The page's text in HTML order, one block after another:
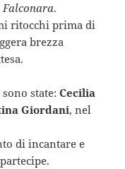
.
ritocchi prima di
brezza
sono state:Cecilia
Giordani, nel
di incantare e